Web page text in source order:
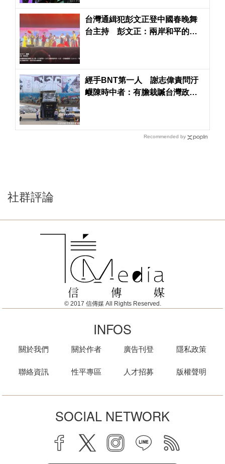
台灣通緝犯彭文正登中國春晚舞
台主持 彭文正：兩岸和平的一
經手BNT第一人 謝志偉責問汙
衊陳時中者：有膽栽贓台灣政
Recommended by
社群評論
© 2017 信傳媒 All Rights Reserved.
INFOS
關於我們
聯絡資訊
關於作者
性平專區
廣告刊登
人才招募
隱私政策
版權聲明
SOCIAL NETWORK
facebook twitter instagram